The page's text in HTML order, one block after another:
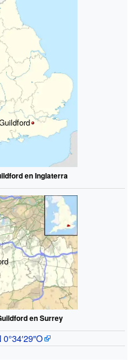
en Inglaterra
en Surrey
0°34′29″O